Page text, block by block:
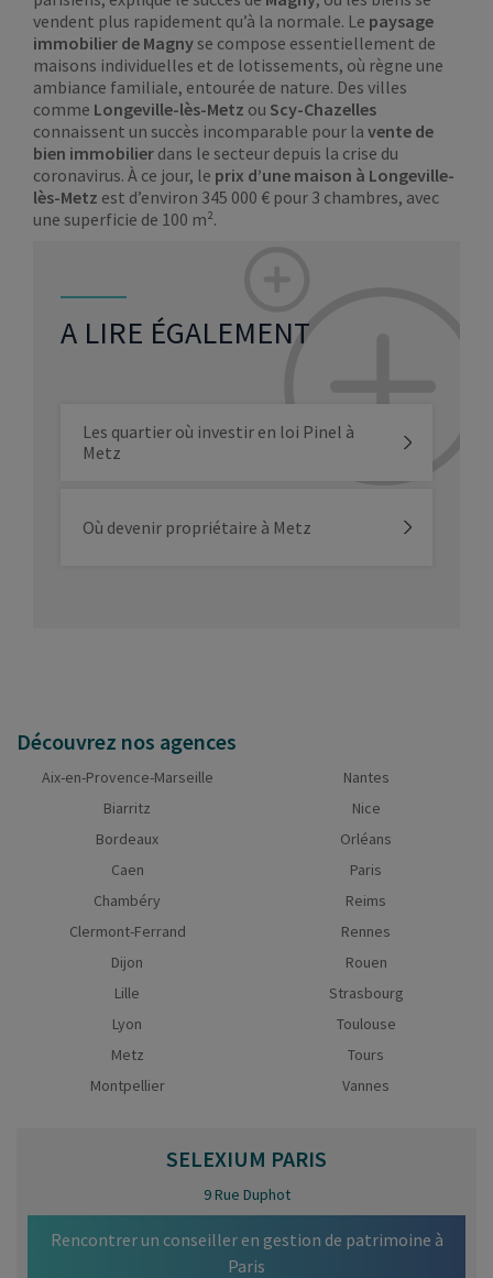
vendent plus rapidement qu’à la normale. Le paysage
immobilier de Magnyse compose essentiellement de
maisons individuelles et de lotissements, où règne une
ambiance familiale, entourée de nature. Des villes
comme Longeville-lès-Metz ou Scy-Chazelles
connaissent un succès incomparable pour la vente de
bien immobilier dans le secteur depuis la crise du
coronavirus. À ce jour, le prix d’une maison à Longeville-
lès-Metz est d’environ 345 000 € pour 3 chambres, avec
une superficie de 100 m².
A LIRE ÉGALEMENT
Les quartier où investir en loi Pinel à
Metz
Où devenir propriétaire à Metz
Découvrez nos agences
Aix-en-Provence-Marseille
Biarritz
Bordeaux
Caen
Chambéry
Clermont-Ferrand
Dijon
Lille
Lyon
Metz
Montpellier
Nantes
Nice
Orléans
Paris
Reims
Rennes
Rouen
Strasbourg
Toulouse
Tours
Vannes
SELEXIUM PARIS
9 Rue Duphot
Rencontrer un conseiller en gestion de patrimoine à
Paris